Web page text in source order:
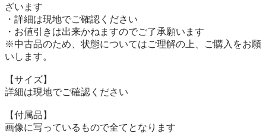
ざいます
・詳細は現地でご確認ください
・お値引きは出来かねますのでご了承願います
※中古品のため、状態についてはご理解の上、ご購入をお願
いします。
【サイズ】
詳細は現地でご確認ください
【付属品】
画像に写っているもので全てとなります